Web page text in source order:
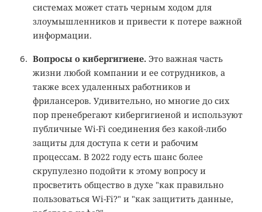
системах может стать черным ходом для
злоумышленников и привести к потере важной
информации.
Вопросы о кибергигиене. Это важная часть
жизни любой компании и ее сотрудников, а
также всех удаленных работников и
фрилансеров. Удивительно, но многие до сих
пор пренебрегают кибергигиеной и используют
публичные Wi-Fi соединения без какой-либо
защиты для доступа к сети и рабочим
процессам. В 2022 году есть шанс более
скрупулезно подойти к этому вопросу и
просветить общество в духе "как правильно
пользоваться Wi-Fi?" и "как защитить данные,